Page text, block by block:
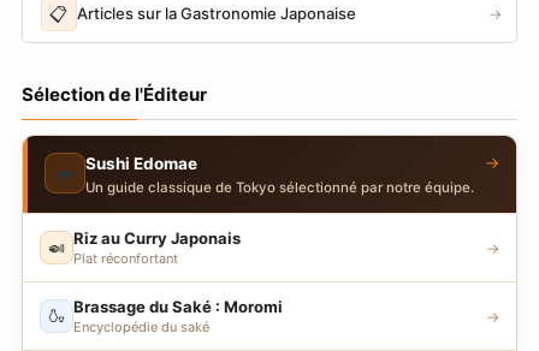
📋 Articles sur la Gastronomie Japonaise →
Sélection de l'Éditeur
🍣 Sushi Edomae
Un guide classique de Tokyo sélectionné par notre équipe.
→
🍛 Riz au Curry Japonais
Plat réconfortant
→
🍶 Brassage du Saké : Moromi
Encyclopédie du saké
→